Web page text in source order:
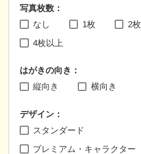
写真枚数：
なし
1枚 2枚
4枚以上
はがきの向き：
縦向き
横向き
デザイン：
スタンダード
プレミアム・キャラクター